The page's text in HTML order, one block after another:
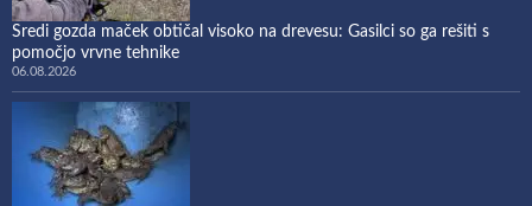
Sredi gozda maček obtičal visoko na drevesu: Gasilci so ga rešiti s
pomočjo vrvne tehnike
06.08.2026